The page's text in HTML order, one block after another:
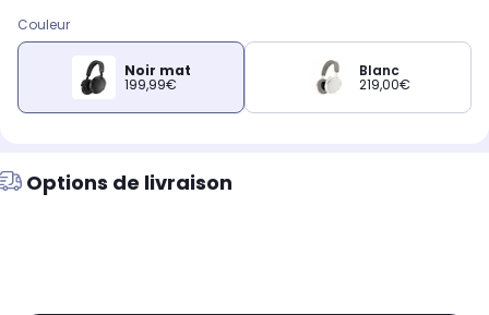
Couleur
Noir mat
199,99€
Blanc
219,00€
Options de livraison